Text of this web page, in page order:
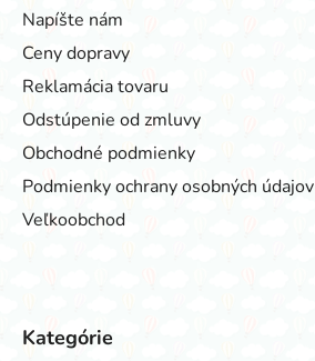
Napíšte nám
Ceny dopravy
Reklamácia tovaru
Odstúpenie od zmluvy
Obchodné podmienky
Podmienky ochrany osobných údajov
Veľkoobchod
Kategórie